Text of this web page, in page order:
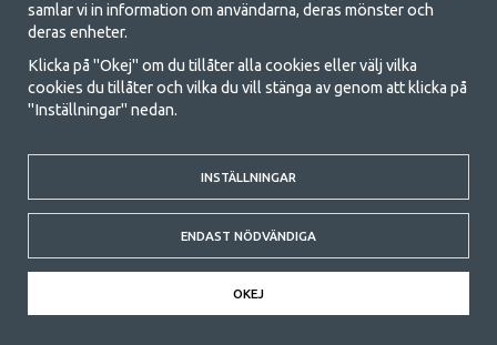
PINEWOOD
HUNDSPORTS VÄST 2,0
DAM SVART
1 395 kr
2117 SUP
TOURINGHYBRID 11,5DL
7 499 kr
samlar vi in information om användarna, deras mönster och
deras enheter.
Klicka på "Okej" om du tillåter alla cookies eller välj vilka
cookies du tillåter och vilka du vill stänga av genom att klicka på
"Inställningar" nedan.
INSTÄLLNINGAR
ENDAST NÖDVÄNDIGA
OKEJ